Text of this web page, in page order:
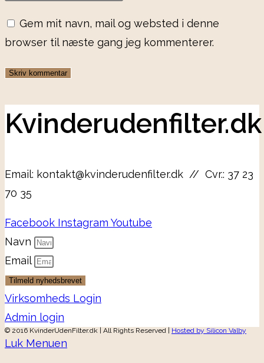
Gem mit navn, mail og websted i denne
browser til næste gang jeg kommenterer.
Kvinderudenfilter.dk
Email: kontakt@kvinderudenfilter.dk // Cvr.: 37 23
70 35
Facebook Instagram Youtube
Navn
Email
Tilmeld nyhedsbrevet
Virksomheds Login
Admin login
© 2016 KvinderUdenFilter.dk | All Rights Reserved | Hosted by Silicon Valby
Luk Menuen